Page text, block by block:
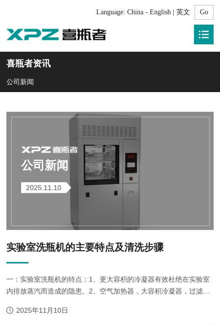
Language: China - English | 英文
喜瓶者资讯
公司新闻
公司新闻
2025.11.10
实验室洗瓶机的主要特点及清洗步骤
一：实验室洗瓶机的特点：1、更大容积的冷凝器有效杜绝在实验室
内排放蒸汽而造成的隐患。2、空气加热器，大容积冷凝器，过滤器
过程中快速，洁净地烘干器皿。3、两点式门...
2025年11月10日